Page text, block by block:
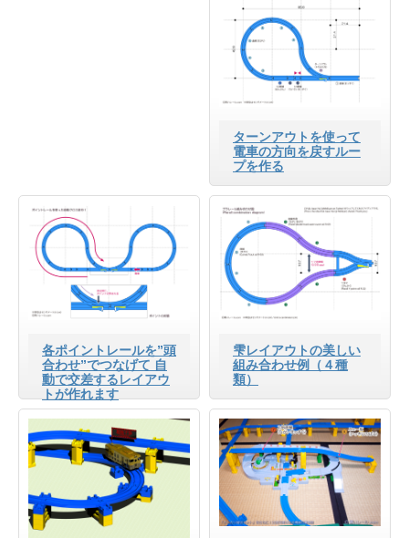
ターンアウトを使って
電車の方向を戻すルー
プを作る
各ポイントレールを”頭
合わせ”でつなげて 自
動で交差するレイアウ
トが作れます
雫レイアウトの美しい
組み合わせ例（４種
類）